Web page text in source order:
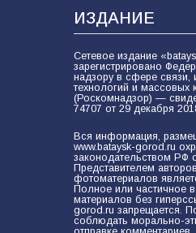
ИЗДАНИЕ
Сетевое издание
зарегистрировано
надзору в сфере
технологий и массовых
(Роскомнадзор) —
74707 от 29 декабря
Вся информация,
www.bataysk-gorod.ru
законодательством РФ
Представителем
фотоматериалов
Полное или частичное
материалов без
gorod.ru запрещается.
соблюдать морально-